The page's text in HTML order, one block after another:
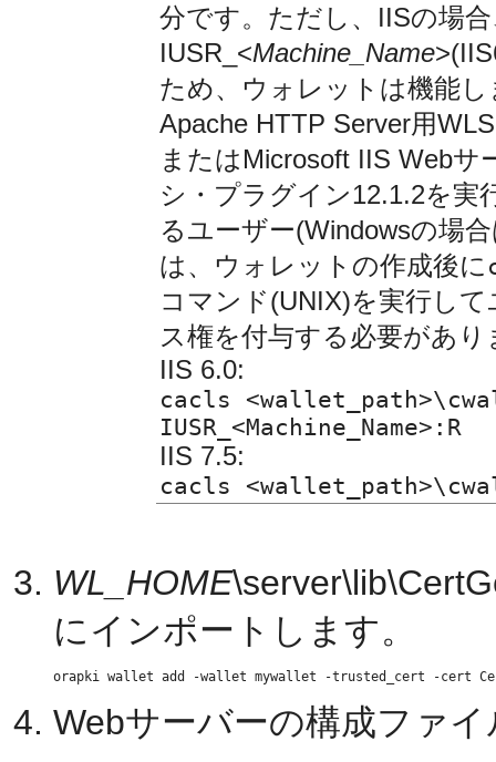
分です。ただし、IISの場
IUSR_<Machine_Name
ため、ウォレットは機能し
Apache HTTP Server用
またはMicrosoft IIS Web
シ・プラグイン12.1.2を実
るユーザー(Windowsの場
は、ウォレットの作成後に
コマンド(UNIX)を実行し
ス権を付与する必要があり
IIS 6.0:
cacls
IUSR_<Machine_Name>:R
IIS 7.5:
cacls
WL_HOME
にインポートします。
Webサーバーの構成ファ